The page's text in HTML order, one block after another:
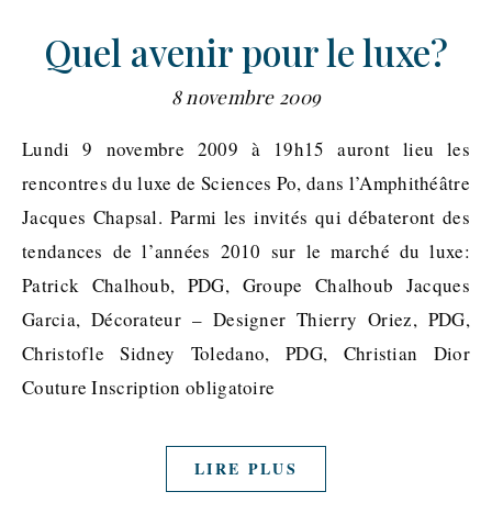
Quel avenir pour le luxe?
8 novembre 2009
Lundi 9 novembre 2009 à 19h15 auront lieu les
rencontres du luxe de Sciences Po, dans l’Amphithéâtre
Jacques Chapsal. Parmi les invités qui débateront des
tendances de l’années 2010 sur le marché du luxe:
Patrick Chalhoub, PDG, Groupe Chalhoub Jacques
Garcia, Décorateur – Designer Thierry Oriez, PDG,
Christofle Sidney Toledano, PDG, Christian Dior
Couture Inscription obligatoire
LIRE PLUS